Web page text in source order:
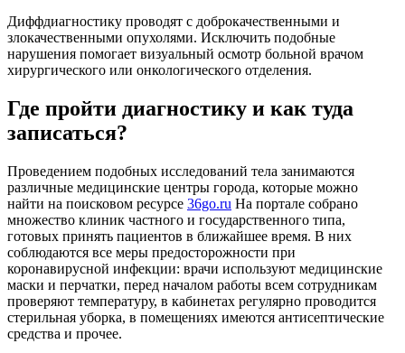
Диффдиагностику проводят с доброкачественными и
злокачественными опухолями. Исключить подобные
нарушения помогает визуальный осмотр больной врачом
хирургического или онкологического отделения.
Где пройти диагностику и как туда
записаться?
Проведением подобных исследований тела занимаются
различные медицинские центры города, которые можно
найти на поисковом ресурсе 36go.ru На портале собрано
множество клиник частного и государственного типа,
готовых принять пациентов в ближайшее время. В них
соблюдаются все меры предосторожности при
коронавирусной инфекции: врачи используют медицинские
маски и перчатки, перед началом работы всем сотрудникам
проверяют температуру, в кабинетах регулярно проводится
стерильная уборка, в помещениях имеются антисептические
средства и прочее.